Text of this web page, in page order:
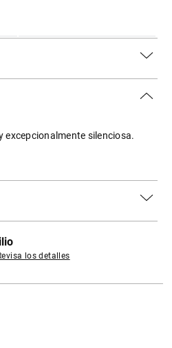
excepcionalmente silenciosa.
los detalles